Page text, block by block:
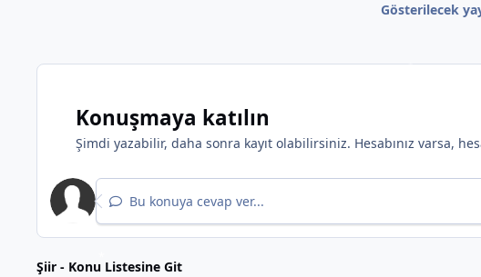
Gösterilecek
Konuşmaya katılın
Şimdi yazabilir, daha sonra kayıt olabilirsiniz. Hesabınız varsa,
Bu konuya cevap ver...
Şiir - Konu Listesine Git